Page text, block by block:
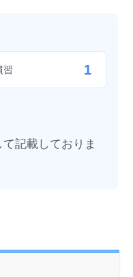
習 1
記載しておりま